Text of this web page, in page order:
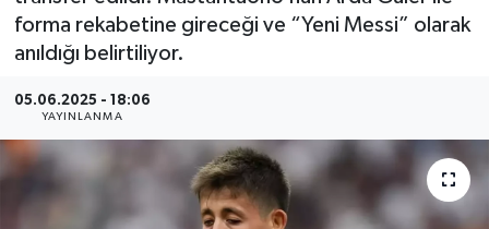
forma rekabetine gireceği ve “Yeni Messi” olarak
anıldığı belirtiliyor.
05.06.2025 - 18:06
YAYINLANMA
Kültür - Sanat
Yaşam